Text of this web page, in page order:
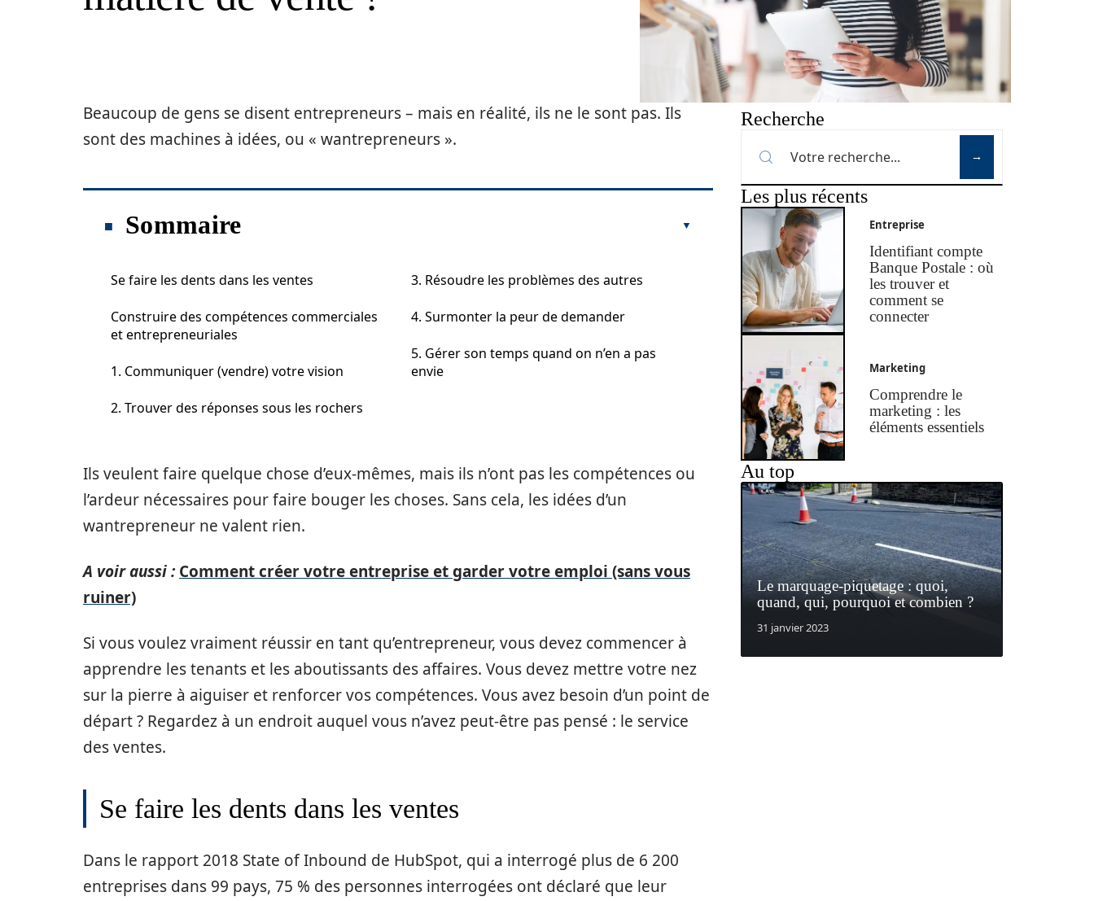
Beaucoup de gens se disent entrepreneurs – mais en réalité, ils ne le sont pas. Ils
sont des machines à idées, ou « wantrepreneurs ».
Sommaire
Se faire les dents dans les ventes
Construire des compétences commerciales
et entrepreneuriales
1. Communiquer (vendre) votre vision
2. Trouver des réponses sous les rochers
3. Résoudre les problèmes des autres
4. Surmonter la peur de demander
5. Gérer son temps quand on n’en a pas
envie
Ils veulent faire quelque chose d’eux-mêmes, mais ils n’ont pas les compétences ou
l’ardeur nécessaires pour faire bouger les choses. Sans cela, les idées d’un
wantrepreneur ne valent rien.
A voir aussi : Comment créer votre entreprise et garder votre emploi (sans vous
ruiner)
Si vous voulez vraiment réussir en tant qu’entrepreneur, vous devez commencer à
apprendre les tenants et les aboutissants des affaires. Vous devez mettre votre nez
sur la pierre à aiguiser et renforcer vos compétences. Vous avez besoin d’un point de
départ ? Regardez à un endroit auquel vous n’avez peut-être pas pensé : le service
des ventes.
Se faire les dents dans les ventes
Dans le rapport 2018 State of Inbound de HubSpot, qui a interrogé plus de 6 200
entreprises dans 99 pays, 75 % des personnes interrogées ont déclaré que leur
Recherche
Les plus récents
Entreprise
Identifiant compte
Banque Postale : où
les trouver et
comment se
connecter
Marketing
Comprendre le
marketing : les
éléments essentiels
Au top
Le marquage-piquetage : quoi,
quand, qui, pourquoi et combien ?
31 janvier 2023